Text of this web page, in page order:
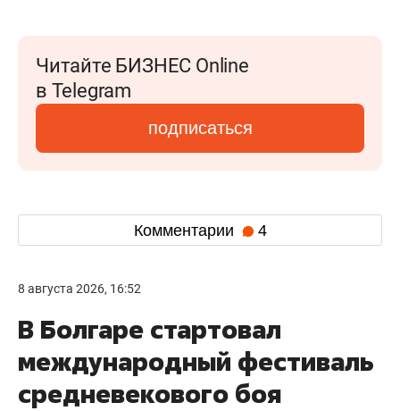
Читайте БИЗНЕС Online
в Telegram
подписаться
Комментарии 4
8 августа 2026, 16:52
В Болгаре стартовал
международный фестиваль
средневекового боя